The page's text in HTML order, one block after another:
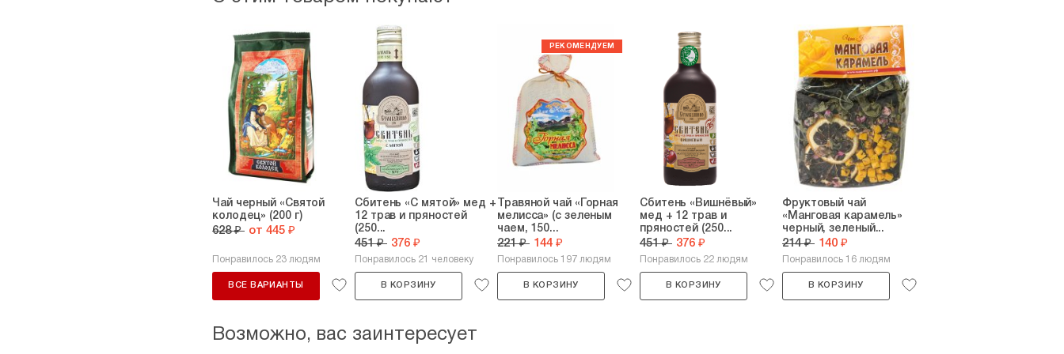
Чай черный «Святой
колодец» (200 г)
628 ₽ от 445 ₽
Понравилось 23 людям
ВСЕ ВАРИАНТЫ
Сбитень «С мятой» мед +
12 трав и пряностей
(250...
451 ₽ 376 ₽
Понравилось 21 человеку
В КОРЗИНУ
Травяной чай «Горная
мелисса» (с зеленым
чаем, 150...
221 ₽ 144 ₽
Понравилось 197 людям
В КОРЗИНУ
Сбитень «Вишнёвый»
мед + 12 трав и
пряностей (250...
451 ₽ 376 ₽
Понравилось 22 людям
В КОРЗИНУ
Фруктовый чай
«Манговая карамель»
черный, зеленый...
214 ₽ 140 ₽
Понравилось 16 людям
В КОРЗИНУ
Возможно, вас заинтересует